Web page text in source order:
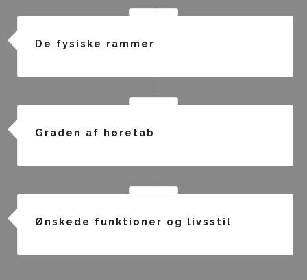
De fysiske rammer
Graden af høretab
Ønskede funktioner og livsstil